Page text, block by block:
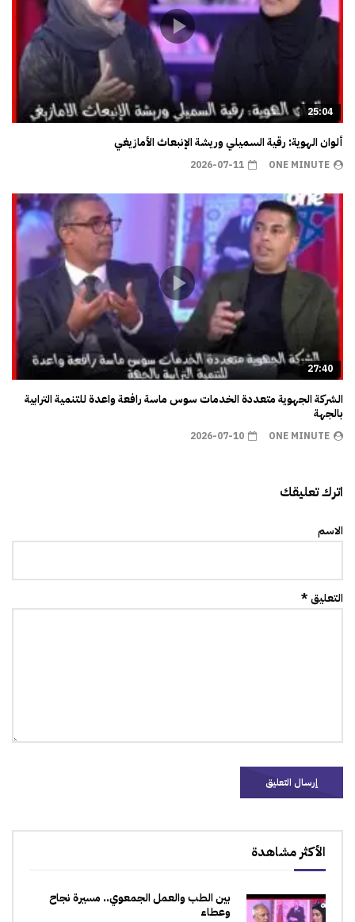
25:04
ألوان الهوية: رقية السميلي وريشة الإنبعاث الأمازيغي
ONE MINUTE
2026-07-11
27:40
الشركة الجهوية متعددة الخدمات سوس ماسة رافعة واعدة للتنمية الترابية
بالجهة
ONE MINUTE
2026-07-10
اترك تعليقك
الاسم
التعليق *
الأكثر مشاهدة
بين الطب والعمل الجمعوي.. مسيرة نجاح
وعطاء